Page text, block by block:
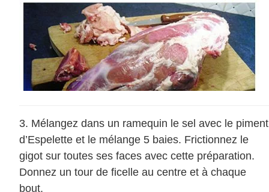
Mélangez dans un ramequin le sel avec le piment
d’Espelette et le mélange 5 baies. Frictionnez le
gigot sur toutes ses faces avec cette préparation.
Donnez un tour de ficelle au centre et à chaque
bout.